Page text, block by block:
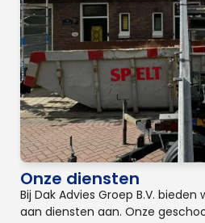
Onze diensten
Bij Dak Advies Groep B.V.
aan diensten aan. Onze